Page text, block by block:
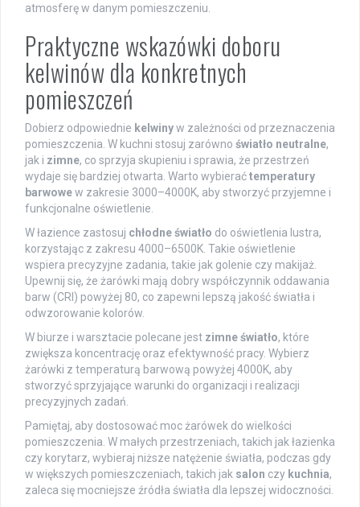
atmosferę w danym pomieszczeniu.
Praktyczne wskazówki doboru
kelwinów dla konkretnych
pomieszczeń
Dobierz odpowiednie kelwinyw zależności od przeznaczenia
pomieszczenia. W kuchni stosuj zarówno światło neutralne,
jak i zimne, co sprzyja skupieniu i sprawia, że przestrzeń
wydaje się bardziej otwarta. Warto wybieraćtemperatury
barwowew zakresie 3000–4000K, aby stworzyć przyjemne i
funkcjonalne oświetlenie.
W łazience zastosuj chłodne światło do oświetlenia lustra,
korzystając z zakresu 4000–6500K. Takie oświetlenie
wspiera precyzyjne zadania, takie jak golenie czy makijaż.
Upewnij się, że żarówki mają dobry współczynnik oddawania
barw (CRI) powyżej 80, co zapewni lepszą jakość światła i
odwzorowanie kolorów.
W biurze i warsztacie polecane jest zimne światło, które
zwiększa koncentrację oraz efektywność pracy. Wybierz
żarówki z temperaturą barwową powyżej 4000K, aby
stworzyć sprzyjające warunki do organizacji i realizacji
precyzyjnych zadań.
Pamiętaj, aby dostosować moc żarówek do wielkości
pomieszczenia. W małych przestrzeniach, takich jak łazienka
czy korytarz, wybieraj niższe natężenie światła, podczas gdy
w większych pomieszczeniach, takich jak salon czy kuchnia,
zaleca się mocniejsze źródła światła dla lepszej widoczności.